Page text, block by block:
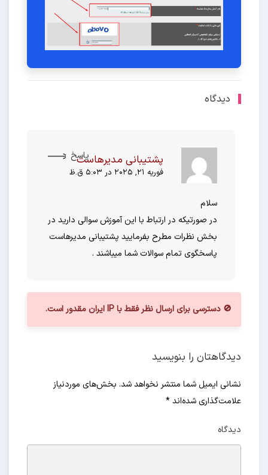
دیدگاه
پشتیبانی مدیرهاست
فوریه 21, 2025 در 5:03 ق.ظ
پاسخ
سلام
در صورتیکه در ارتباط با این آموزش سوالی دارید در
بخش نظرات مطرح بفرمایید پشتیبانی مدیرهاست
پاسخگوی تمام سوالات شما میباشند .
🚫 دسترسی برای ارسال نظر فقط با IP ایران مقدور است.
دیدگاهتان را بنویسید
نشانی ایمیل شما منتشر نخواهد شد. بخش‌های موردنیاز
علامت‌گذاری شده‌اند*
دیدگاه